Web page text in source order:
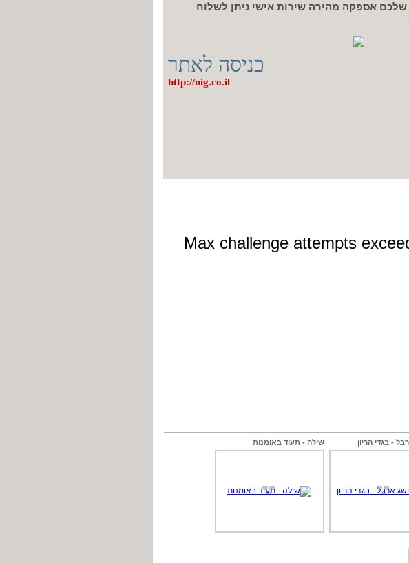
אספקה מהירה שירות אישי ניתן לשלוח
כניסה לאתר
http://nig.co.il
- בגדי הריון שילה - תעוד באומנות